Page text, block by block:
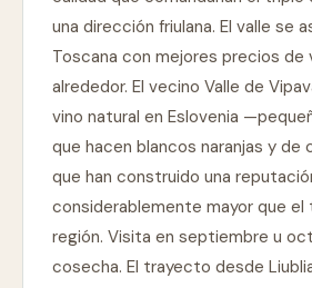
una dirección friulana. El valle se
Toscana con mejores precios de
alrededor. El vecino Valle de
vino natural en Eslovenia
que hacen blancos naranjas y de
que han construido una
considerablemente mayor que el
región. Visita en septiembre u
cosecha. El trayecto desde